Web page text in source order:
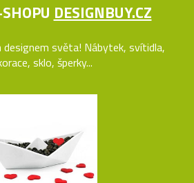
DESIGNBUY.CZ
designem světa! Nábytek, svítidla,
sklo, šperky...